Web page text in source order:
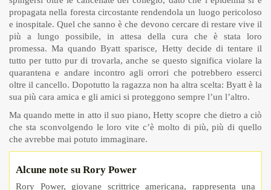
propagata nella foresta circostante rendendola un luogo pericoloso
e inospitale. Quel che sanno è che devono cercare di restare vive il
più a lungo possibile, in attesa della cura che è stata loro
promessa. Ma quando Byatt sparisce, Hetty decide di tentare il
tutto per tutto pur di trovarla, anche se questo significa violare la
quarantena e andare incontro agli orrori che potrebbero esserci
oltre il cancello. Dopotutto la ragazza non ha altra scelta: Byatt è la
sua più cara amica e gli amici si proteggono sempre l’un l’altro.
Ma quando mette in atto il suo piano, Hetty scopre che dietro a ciò
che sta sconvolgendo le loro vite c’è molto di più, più di quello
che avrebbe mai potuto immaginare.
Alcune note su Rory Power
Rory Power, giovane scrittrice americana, rappresenta una